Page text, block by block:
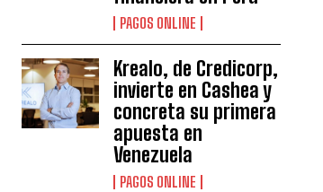
PAGOS ONLINE
Krealo, de Credicorp,
invierte en Cashea y
concreta su primera
apuesta en
Venezuela
PAGOS ONLINE